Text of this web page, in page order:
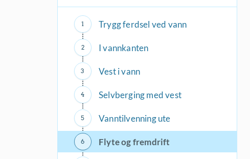
Trygg ferdsel ved vann
I vannkanten
Vest i vann
Selvberging med vest
Vanntilvenning ute
Flyte og fremdrift